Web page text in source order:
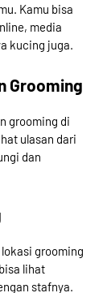
Kamu bisa
media
kucing juga.
Grooming
grooming di
ulasan dari
dan
grooming
lihat
stafnya.